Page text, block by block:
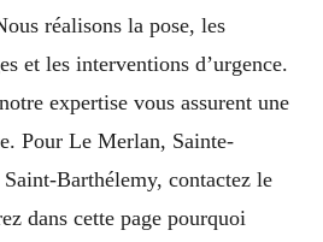
réalisons la pose, les
et les interventions d’urgence.
expertise vous assurent une
Pour Le Merlan, Sainte-
Barthélemy, contactez le
dans cette page pourquoi